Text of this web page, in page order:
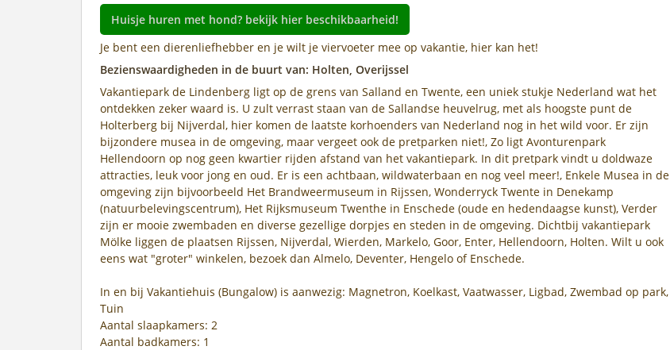
Huisje huren met hond? bekijk hier beschikbaarheid!
Je bent een dierenliefhebber en je wilt je viervoeter mee op vakantie, hier kan het!
Bezienswaardigheden in de buurt van: Holten, Overijssel
Vakantiepark de Lindenberg ligt op de grens van Salland en Twente, een uniek stukje Nederland wat het
ontdekken zeker waard is. U zult verrast staan van de Sallandse heuvelrug, met als hoogste punt de
Holterberg bij Nijverdal, hier komen de laatste korhoenders van Nederland nog in het wild voor. Er zijn
bijzondere musea in de omgeving, maar vergeet ook de pretparken niet!, Zo ligt Avonturenpark
Hellendoorn op nog geen kwartier rijden afstand van het vakantiepark. In dit pretpark vindt u doldwaze
attracties, leuk voor jong en oud. Er is een achtbaan, wildwaterbaan en nog veel meer!, Enkele Musea in de
omgeving zijn bijvoorbeeld Het Brandweermuseum in Rijssen, Wonderryck Twente in Denekamp
(natuurbelevingscentrum), Het Rijksmuseum Twenthe in Enschede (oude en hedendaagse kunst), Verder
zijn er mooie zwembaden en diverse gezellige dorpjes en steden in de omgeving. Dichtbij vakantiepark
Mölke liggen de plaatsen Rijssen, Nijverdal, Wierden, Markelo, Goor, Enter, Hellendoorn, Holten. Wilt u ook
eens wat "groter" winkelen, bezoek dan Almelo, Deventer, Hengelo of Enschede.
In en bij Vakantiehuis (Bungalow) is aanwezig: Magnetron, Koelkast, Vaatwasser, Ligbad, Zwembad op park,
Tuin
Aantal slaapkamers: 2
Aantal badkamers: 1